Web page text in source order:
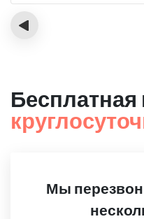
‹
Бесплатная
Мы